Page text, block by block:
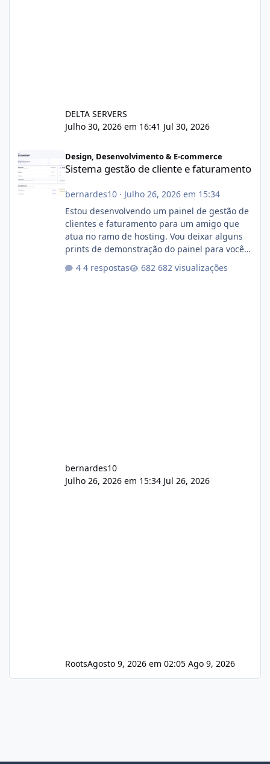
DELTA SERVERS
Julho 30, 2026 em 16:41 Jul 30, 2026
Design, Desenvolvimento & E-commerce
Sistema gestão de cliente e faturamento
bernardes10· Julho 26, 2026 em 15:34
Estou desenvolvendo um painel de gestão de
clientes e faturamento para um amigo que
atua no ramo de hosting. Vou deixar alguns
prints de demonstração do painel para vocês
darem a opinião de vocês. O sistema já está
com cerca de 80% concluído e conta com
4 respostas 682 visualizações
bernardes10
Julho 26, 2026 em 15:34 Jul 26, 2026
RootsAgosto 9, 2026 em 02:05 Ago 9, 2026